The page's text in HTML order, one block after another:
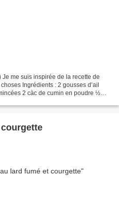
me suis inspirée de la recette de
Ingrédients : 2 gousses d’ail
2 càc de cumin en poudre ½